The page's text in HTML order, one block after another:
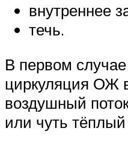
внутреннее
течь.
В первом
циркуляция ОЖ
воздушный
или чуть тёплый